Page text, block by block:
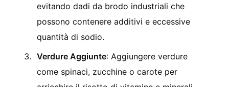
evitando dadi da brodo industriali che
possono contenere additivi e eccessive
quantità di sodio.
Verdure Aggiunte: Aggiungere verdure
come spinaci, zucchine o carote per